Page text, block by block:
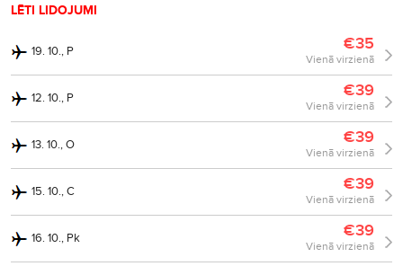
LĒTI LIDOJUMI
19. 10., P €35
Vienā virzienā
12. 10., P €39
Vienā virzienā
13. 10., O €39
Vienā virzienā
15. 10., C €39
Vienā virzienā
16. 10., Pk €39
Vienā virzienā